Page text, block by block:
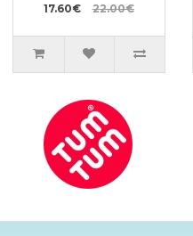
17.60€ 22.00€